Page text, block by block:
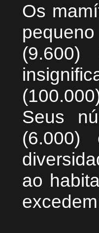
Os
Seus
(6.000)
ao